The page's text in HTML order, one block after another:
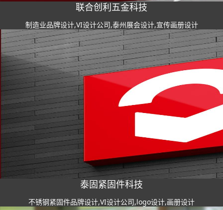
联合创利五金科技
制造业品牌设计,VI设计公司,泰州展会设计,宣传画册设计
泰固紧固件科技
不锈钢紧固件品牌设计,VI设计公司,logo设计,画册设计